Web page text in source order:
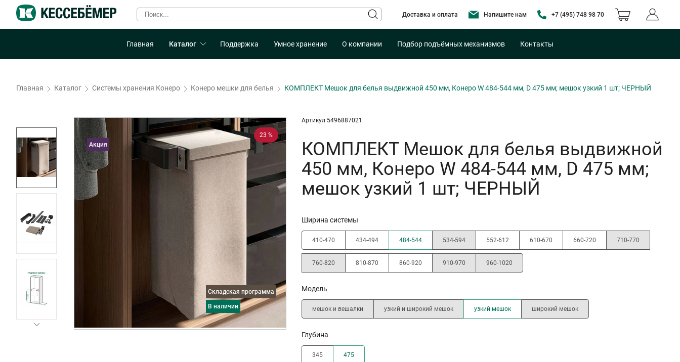
Доставка и оплата Напишите нам +7 (495) 748 98 70
Главная Каталог Поддержка Умное хранение О компании Подбор подъёмных механизмов Контакты
Главная Каталог Системы хранения Конеро Конеро мешки для белья КОМПЛЕКТ Мешок для белья выдвижной 450 мм, Конеро W 484-544 мм, D 475 мм; мешок узкий 1 шт; ЧЕРНЫЙ
23 %
Складская программа
в наличии
Акция
Артикул 5496887021
КОМПЛЕКТ Мешок для белья выдвижной
450 мм, Конеро W 484-544 мм, D 475 мм;
мешок узкий 1 шт; ЧЕРНЫЙ
Ширина системы
410-470 434-494 484-544 534-594 552-612 610-670 660-720 710-770
760-820 810-870 860-920 910-970 960-1020
Модель
мешок и вешалки узкий и широкий мешок узкий мешок широкий мешок
Глубина
345 475